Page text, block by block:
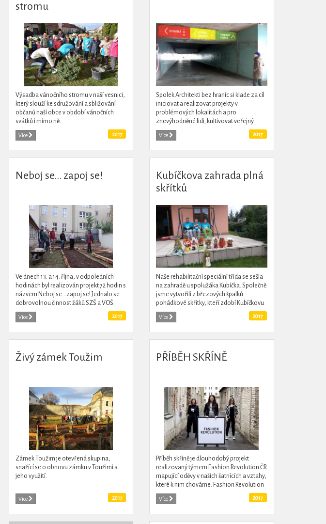
stromu
Výsadba vánočního stromu v naší vesnici,
který slouží ke sdružování a sbližování
občanů naší obce v období vánočních
svátků i mimo ně.
Více 2017
Spolek Architekti bez hranic si klade za cíl
iniciovat a realizovat projekty v
problémových lokalitách a pro
znevýhodněné lidi; kultivovat veřejný
prostor a posilovat mezilidské vztahy.
Dalším cílem skupiny je propojení...
Více 2017
Neboj se... zapoj se!
Ve dnech 13. a 14. října, v odpoledních
hodinách byl realizován projekt 72 hodin s
názvem Neboj se…zapoj se! Jednalo se
dobrovolnou činnost žáků SZŠ a VOŠ
Znojmo, konkrétně o revitalizaci školního
dvora, založení...
Více 2017
Kubíčkova zahrada plná
skřítků
Naše rehabilitační speciální třída se sešla
na zahradě u spolužáka Kubíčka. Společně
jsme vytvořili z březových špalků
pohádkové skřítky, kteří zdobí Kubíčkovu
zahradu.
Více 2017
Živý zámek Toužim
Zámek Toužim je otevřená skupina,
snažící se o obnovu zámku v Toužimi a
jeho využití.
Více 2017
PŘÍBĚH SKŘÍNĚ
Příběh skříně je dlouhodobý projekt
realizovaný týmem Fashion Revolution ČR
mapující oděvy v našich šatnících a vztahy,
které k nim chováme. Fashion Revolution
je globální iniciativou, která vznikla v
Londýně v roce...
Více 2017